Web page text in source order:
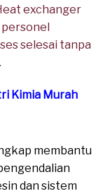
exchanger
selesai tanpa
Kimia Murah
membantu
dan sistem